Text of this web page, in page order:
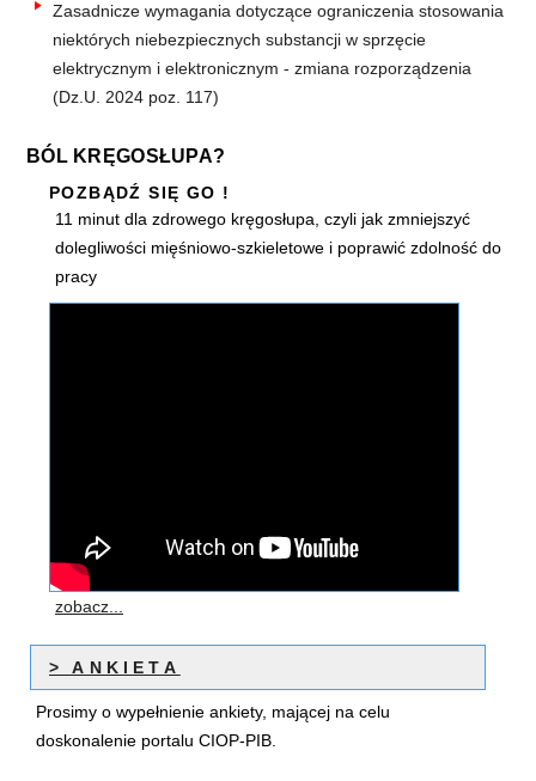
Zasadnicze wymagania dotyczące ograniczenia stosowania
niektórych niebezpiecznych substancji w sprzęcie
elektrycznym i elektronicznym - zmiana rozporządzenia
(Dz.U. 2024 poz. 117)
BÓL KRĘGOSŁUPA?
POZBĄDŹ SIĘ GO !
11 minut dla zdrowego kręgosłupa, czyli jak zmniejszyć
dolegliwości mięśniowo-szkieletowe i poprawić zdolność do
pracy
zobacz...
> ANKIETA
Prosimy o wypełnienie ankiety, mającej na celu
doskonalenie portalu CIOP-PIB.